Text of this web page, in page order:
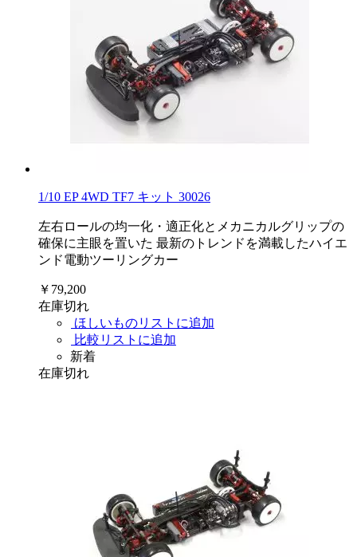
1/10 EP 4WD TF7 キット 30026
左右ロールの均一化・適正化とメカニカルグリップの
確保に主眼を置いた 最新のトレンドを満載したハイエ
ンド電動ツーリングカー
￥79,200
在庫切れ
ほしいものリストに追加
比較リストに追加
新着
在庫切れ